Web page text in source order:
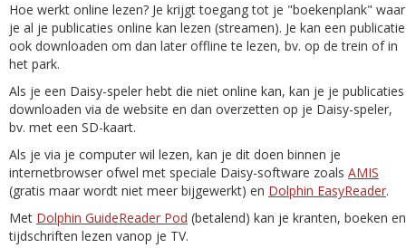
Hoe werkt online lezen? Je krijgt toegang tot je "boekenplank" waar
je al je publicaties online kan lezen (streamen). Je kan een publicatie
ook downloaden om dan later offline te lezen, bv. op de trein of in
het park.
Als je een Daisy-speler hebt die niet online kan, kan je je publicaties
downloaden via de website en dan overzetten op je Daisy-speler,
bv. met een SD-kaart.
Als je via je computer wil lezen, kan je dit doen binnen je
internetbrowser ofwel met speciale Daisy-software zoals AMIS
(gratis maar wordt niet meer bijgewerkt) en Dolphin EasyReader.
Met Dolphin GuideReader Pod (betalend) kan je kranten, boeken en
tijdschriften lezen vanop je TV.